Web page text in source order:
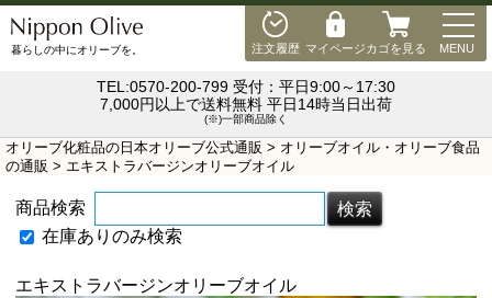
注文履歴 マイページカゴを見る MENU
暮らしの中にオリーブを。
TEL:0570-200-799 受付：平日9:00～17:30
7,000円以上で送料無料 平日14時当日出荷
(※)一部商品除く
オリーブ化粧品の日本オリーブ公式通販 > オリーブオイル・オリーブ食品
の通販 > エキストラバージンオリーブオイル
商品検索
在庫ありのみ検索
エキストラバージンオリーブオイル